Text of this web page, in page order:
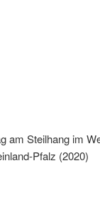
am Steilhang im
Pfalz (2020)